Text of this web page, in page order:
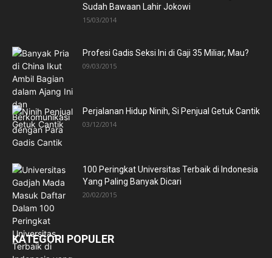
Sudah Bawaan Lahir Jokowi
15/03/2014
Profesi Gadis Seksi Ini di Gaji 35 Miliar, Mau?
09/03/2015
Perjalanan Hidup Ninih, Si Penjual Getuk Cantik
03/12/2014
100 Peringkat Universitas Terbaik di Indonesia
Yang Paling Banyak Dicari
20/02/2015
KATEGORI POPULER